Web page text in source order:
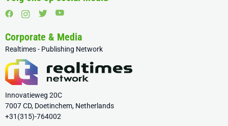
Corporate & Media
Realtimes - Publishing Network
Innovatieweg 20C
7007 CD, Doetinchem, Netherlands
+31(315)-764002